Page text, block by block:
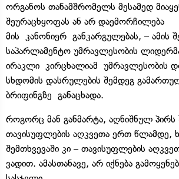
ორგანოს თანამშრომელს მესამედ
შეურაცხყოფას ან არ დაემორჩილება
მის კანონიერ განკარგულებას, – ამის
საპარლამენტო უმრავლესობის
ირაკლი კირცხალიამ უმრავლესობის
სხდომის დასრულების შემდეგ
ბრიფინგზე განაცხადა.
როგორც მან განმარტა, აღნიშნულ პირს
თავისუფლების აღკვეთა ერთ წლამდე,
შემთხვევაში კი – თავისუფლების
ვადით. ამასთანავე, არ იქნება